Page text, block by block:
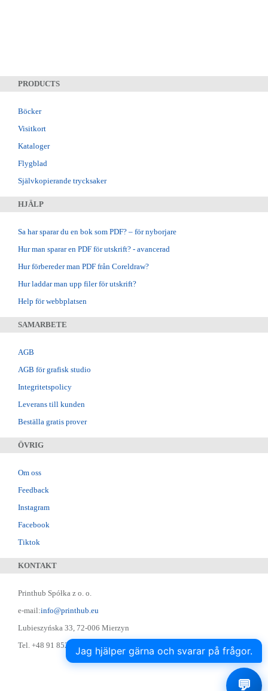
PRODUCTS
Böcker
Visitkort
Kataloger
Flygblad
Självkopierande trycksaker
HJÄLP
Sa har sparar du en bok som PDF? – för nyborjare
Hur man sparar en PDF för utskrift? - avancerad
Hur förbereder man PDF från Coreldraw?
Hur laddar man upp filer för utskrift?
Help för webbplatsen
SAMARBETE
AGB
AGB för grafisk studio
Integritetspolicy
Leverans till kunden
Beställa gratis prover
ÖVRIG
Om oss
Feedback
Instagram
Facebook
Tiktok
KONTAKT
Printhub Spółka z o. o.
e-mail:info@printhub.eu
Lubieszyńska 33, 72-006 Mierzyn
Tel. +48 91 852 22 22 ; Skype: designer75
Jag hjälper gärna och svarar på frågor.
💬